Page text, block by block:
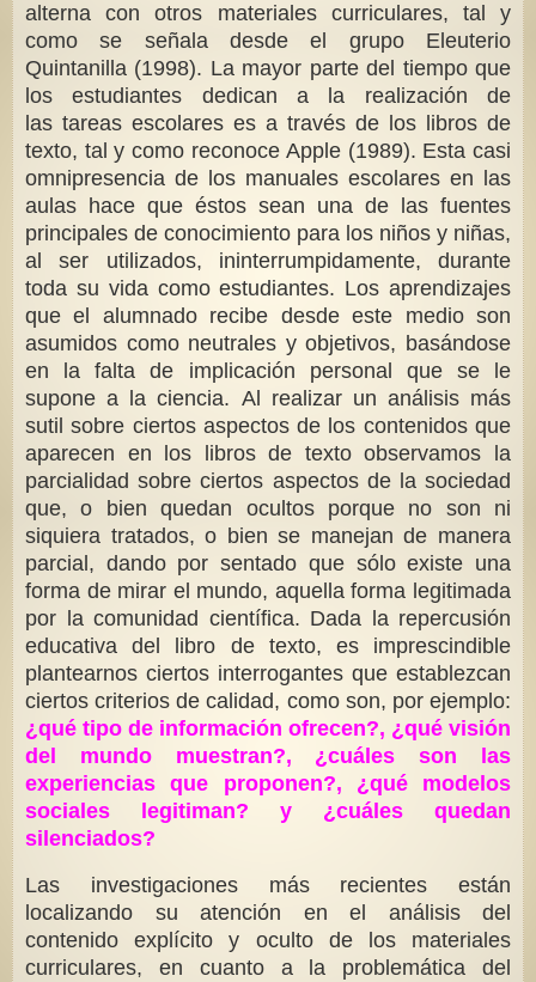
alterna con otros materiales curriculares, tal y
como se señala desde el grupo Eleuterio
Quintanilla (1998). La mayor parte del tiempo que
los estudiantes dedican a la realización de
las tareas escolares es a través de los libros de
texto, tal y como reconoce Apple (1989). Esta casi
omnipresencia de los manuales escolares en las
aulas hace que éstos sean una de las fuentes
principales de conocimiento para los niños y niñas,
al ser utilizados, ininterrumpidamente, durante
toda su vida como estudiantes. Los aprendizajes
que el alumnado recibe desde este medio son
asumidos como neutrales y objetivos, basándose
en la falta de implicación personal que se le
supone a la ciencia. Al realizar un análisis más
sutil sobre ciertos aspectos de los contenidos que
aparecen en los libros de texto observamos la
parcialidad sobre ciertos aspectos de la sociedad
que, o bien quedan ocultos porque no son ni
siquiera tratados, o bien se manejan de manera
parcial, dando por sentado que sólo existe una
forma de mirar el mundo, aquella forma legitimada
por la comunidad científica. Dada la repercusión
educativa del libro de texto, es imprescindible
plantearnos ciertos interrogantes que establezcan
ciertos criterios de calidad, como son, por ejemplo:
¿qué tipo de información ofrecen?, ¿qué visión
del mundo muestran?, ¿cuáles son las
experiencias que proponen?, ¿qué modelos
sociales legitiman? y ¿cuáles quedan
silenciados?
Las investigaciones más recientes están
localizando su atención en el análisis del
contenido explícito y oculto de los materiales
curriculares, en cuanto a la problemática del